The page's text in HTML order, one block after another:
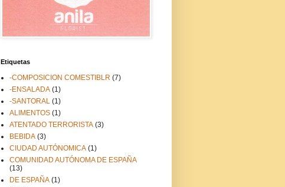
Etiquetas
-COMPOSICION COMESTIBLR (7)
-ENSALADA (1)
-SANTORAL (1)
ALIMENTOS (1)
ATENTADO TERRORISTA (3)
BEBIDA (3)
CIUDAD AUTÓNOMICA (1)
COMUNIDAD AUTÓNOMA DE ESPAÑA
(13)
DE ESPAÑA (1)